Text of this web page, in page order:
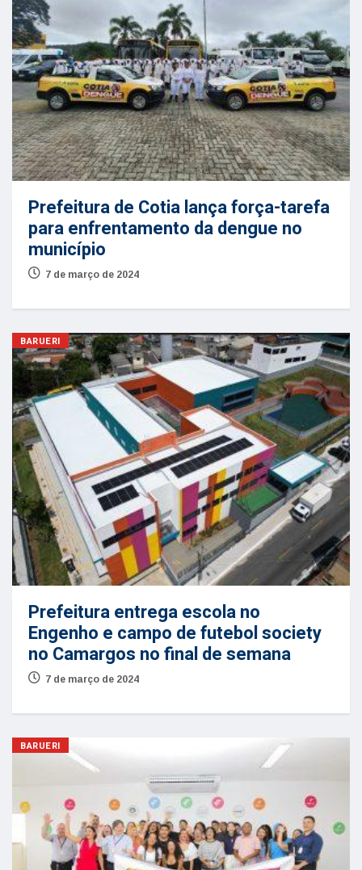
Prefeitura de Cotia lança força-tarefa
para enfrentamento da dengue no
município
7 de março de 2024
BARUERI
Prefeitura entrega escola no
Engenho e campo de futebol society
no Camargos no final de semana
7 de março de 2024
BARUERI